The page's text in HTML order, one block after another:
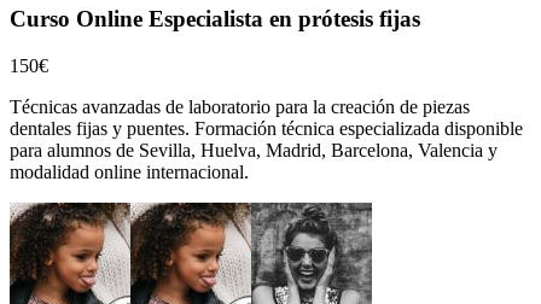
Curso Online Especialista en prótesis fijas
150€
Técnicas avanzadas de laboratorio para la creación de piezas
dentales fijas y puentes. Formación técnica especializada disponible
para alumnos de Sevilla, Huelva, Madrid, Barcelona, Valencia y
modalidad online internacional.